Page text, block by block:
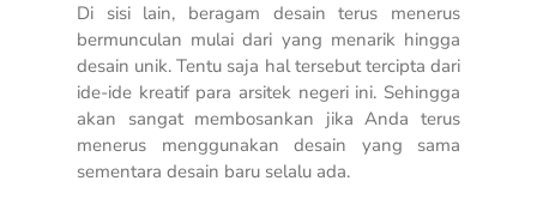
Di sisi lain, beragam desain terus menerus
bermunculan mulai dari yang menarik hingga
desain unik. Tentu saja hal tersebut tercipta dari
ide-ide kreatif para arsitek negeri ini. Sehingga
akan sangat membosankan jika Anda terus
menerus menggunakan desain yang sama
sementara desain baru selalu ada.